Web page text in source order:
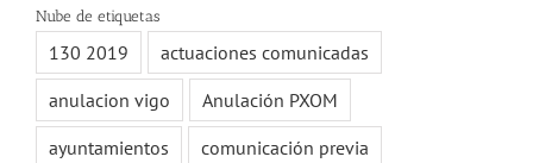
Nube de etiquetas
130 2019
actuaciones comunicadas
anulacion vigo
Anulación PXOM
ayuntamientos
comunicación previa